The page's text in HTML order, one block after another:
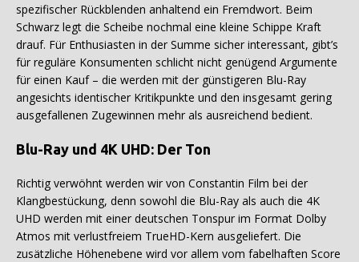
spezifischer Rückblenden anhaltend ein Fremdwort. Beim
Schwarz legt die Scheibe nochmal eine kleine Schippe Kraft
drauf. Für Enthusiasten in der Summe sicher interessant, gibt’s
für reguläre Konsumenten schlicht nicht genügend Argumente
für einen Kauf – die werden mit der günstigeren Blu-Ray
angesichts identischer Kritikpunkte und den insgesamt gering
ausgefallenen Zugewinnen mehr als ausreichend bedient.
Blu-Ray und 4K UHD: Der Ton
Richtig verwöhnt werden wir von Constantin Film bei der
Klangbestückung, denn sowohl die Blu-Ray als auch die 4K
UHD werden mit einer deutschen Tonspur im Format Dolby
Atmos mit verlustfreiem TrueHD-Kern ausgeliefert. Die
zusätzliche Höhenebene wird vor allem vom fabelhaften Score